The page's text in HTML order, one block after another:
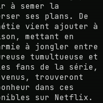
à semer la
ses plans. De
vient ajouter à
mettant en
à jongler entre
tumultueuse et
fans de la série,
trouveront
dans ces
sur Netflix.